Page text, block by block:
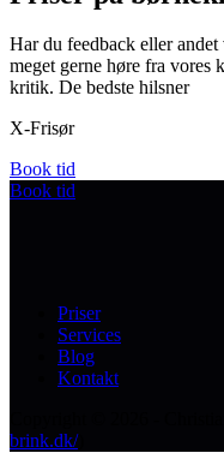
Har du feedback eller
meget gerne høre fra vores
kritik. De bedste hilsner
X-Frisør
Book tid
Book tid
Priser
Services
Blog
Kontakt
brink.dk/)